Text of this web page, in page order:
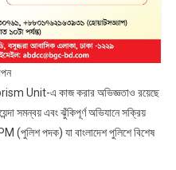
Unit-এ কাজ করার অভিজ্ঞতাও রয়েছে
সমন্বয় এবং ঝুঁকিপূর্ণ অভিযানে সক্রিয়
(পুলিশ পদক) যা বাংলাদেশ পুলিশে বিশেষ